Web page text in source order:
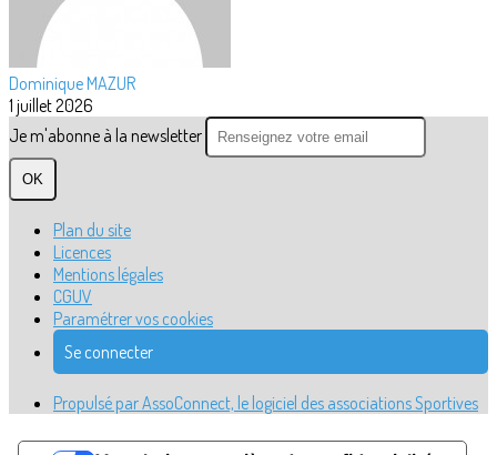
Dominique MAZUR
1 juillet 2026
Je m'abonne à la newsletter
OK
Plan du site
Licences
Mentions légales
CGUV
Paramétrer vos cookies
Se connecter
Propulsé par AssoConnect, le logiciel des associations Sportives